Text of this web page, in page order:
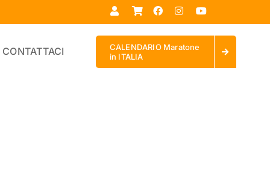
CONTATTACI
CALENDARIO Maratone
in ITALIA